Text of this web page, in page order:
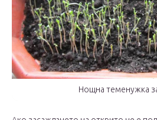
Нощна теменужка